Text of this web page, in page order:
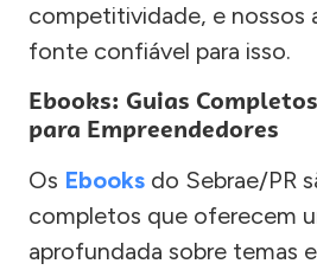
competitividade, e nossos
fonte confiável para isso.
Ebooks: Guias
para Empreendedores
Os Ebooks do Sebrae/PR
completos que oferecem
aprofundada sobre temas